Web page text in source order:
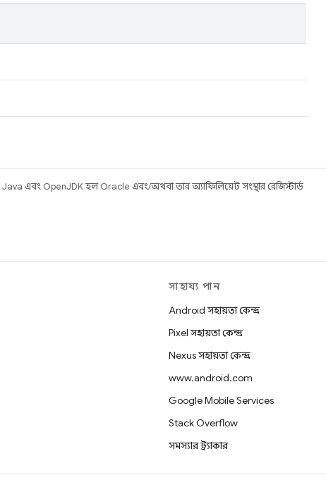
Java এবং OpenJDK হল Oracle এবং/অথবা তার অ্যাফিলিয়েট সংস্থার রেজিস্টার্ড
সাহায্য পান
Android সহায়তা কেন্দ্র
Pixel সহায়তা কেন্দ্র
Nexus সহায়তা কেন্দ্র
www.android.com
Google Mobile Services
Stack Overflow
সমস্যার ট্র্যাকার